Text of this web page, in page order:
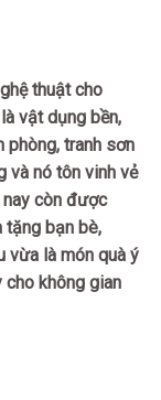
thuật cho
vật dụng bền,
phòng, tranh sơn
và nó tôn vinh vẻ
nay còn được
tặng bạn bè,
vừa là món quà ý
không gian